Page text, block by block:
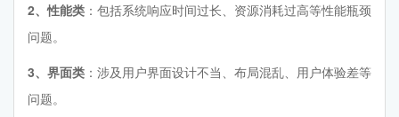
2、性能类 ：包括系统响应时间过长、资源消耗过高等性能瓶颈
问题。
3、界面类 ：涉及用户界面设计不当、布局混乱、用户体验差等
问题。